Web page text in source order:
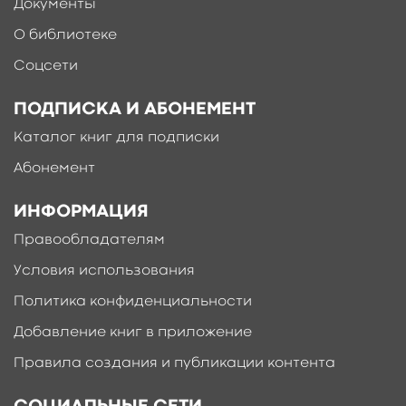
Документы
О библиотеке
Соцсети
ПОДПИСКА И АБОНЕМЕНТ
Каталог книг для подписки
Абонемент
ИНФОРМАЦИЯ
Правообладателям
Условия использования
Политика конфиденциальности
Добавление книг в приложение
Правила создания и публикации контента